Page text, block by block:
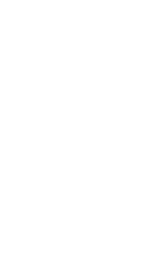
per internet